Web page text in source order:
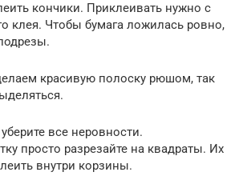
кончики. Приклеивать нужно с
клея. Чтобы бумага ложилась ровно,
красивую полоску рюшом, так
все неровности.
просто разрезайте на квадраты. Их
внутри корзины.